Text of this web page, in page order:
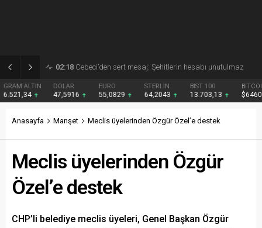
02:18 Hüseyin Alkan sahaya indi
DOLAR
47,5916
EURO
55,0829
STERLİN
64,2043
BIST 100
13.703,13
BITCOIN
$64609
Anasayfa Manşet Meclis üyelerinden Özgür Özel’e destek
Meclis üyelerinden Özgür
Özel’e destek
CHP’li belediye meclis üyeleri, Genel Başkan Özgür